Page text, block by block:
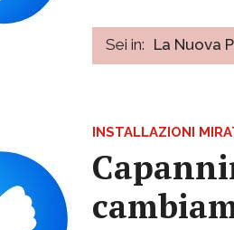
Sei in: La Nuova
INSTALLAZIONI